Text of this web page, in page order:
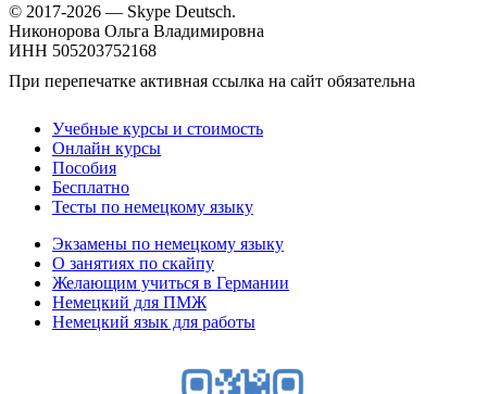
© 2017-2026 — Skype Deutsch.
Никонорова Ольга Владимировна
ИНН 505203752168
При перепечатке активная ссылка на сайт обязательна
Учебные курсы и стоимость
Онлайн курсы
Пособия
Бесплатно
Тесты по немецкому языку
Экзамены по немецкому языку
О занятиях по скайпу
Желающим учиться в Германии
Немецкий для ПМЖ
Немецкий язык для работы